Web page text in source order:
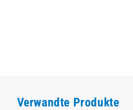
Verwandte Produkte